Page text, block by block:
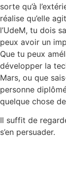
sorte qu’à
réalise qu’elle
l’UdeM, tu dois
peux avoir un
Que tu peux
développer la
Mars, ou que
personne
quelque chose
Il suffit de
s’en persuader.